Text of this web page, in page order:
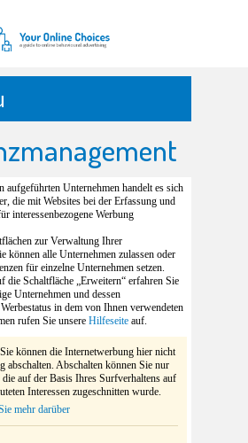
aufgeführten Unternehmen handelt es sich
die mit Websites bei der Erfassung und
interessenbezogene Werbung
zur Verwaltung Ihrer
können alle Unternehmen zulassen oder
für einzelne Unternehmen setzen.
die Schaltfläche „Erweitern“ erfahren Sie
Unternehmen und dessen
in dem von Ihnen verwendeten
rufen Sie unsere Hilfeseite auf.
können die Internetwerbung hier nicht
abschalten. Abschalten können Sie nur
die auf der Basis Ihres Surfverhaltens auf
Interessen zugeschnitten wurde.
mehr darüber